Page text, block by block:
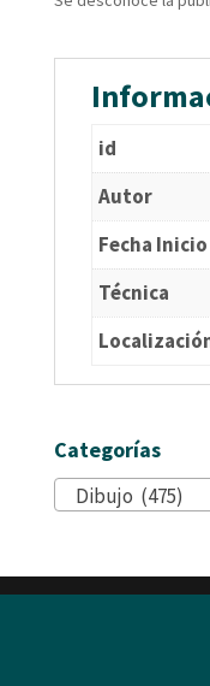
id
Autor
Fecha Inicio
Técnica
Categorías
Dibujo (475)